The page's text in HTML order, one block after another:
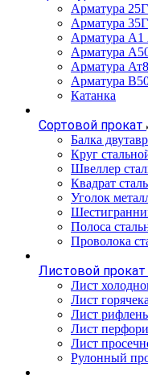
Арматура
Арматура
Арматура А1
Арматура
Арматура
Арматура
Катанка
Сортовой прокат
Балка
Круг
Швеллер
Квадрат
Уголок
Полоса
Проволока
Листовой прокат
Лист
Лист
Лист
Лист
Лист
Рулонный